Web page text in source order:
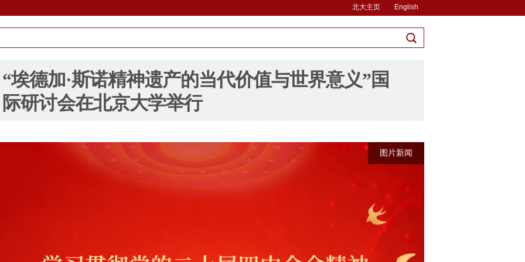
北大主页 English
“埃德加·斯诺精神遗产的当代价值与世界意义”国
际研讨会在北京大学举行
图片新闻
图片新闻
图片新闻
图片新闻